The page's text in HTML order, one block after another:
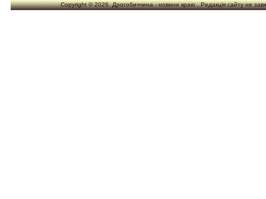
Copyright © 2026. Дрогобиччина - новини краю . Редакція сайту не